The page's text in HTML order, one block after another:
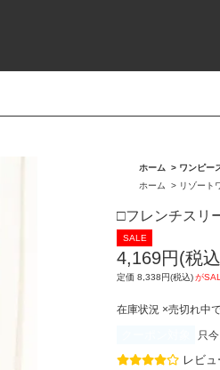
ホーム > ワンピー
ホーム
> リゾート
□フレンチスリ
4,169円(税
定価 8,338円(税込)
在庫状況 ×売切れ中
只
レビ